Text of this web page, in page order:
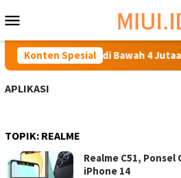
ke
kontenMobile
Konten Spesial
HP Oppo Harga di Bawah 4
APLIKASI
TOPIK: REALME
Realme C51,
iPhone 14